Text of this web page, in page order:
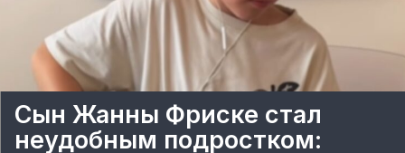
Сын Жанны Фриске стал
неудобным подростком: